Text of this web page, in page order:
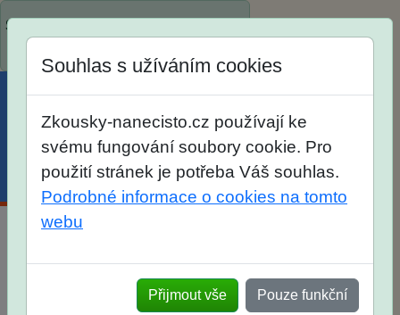
Spustili jsme přihlašování na školní
Menu Účet Košík
skutečných přijímacích
Souhlas s užíváním cookies
Zkousky-nanecisto.cz používají ke
svému fungování soubory cookie. Pro
použití stránek je potřeba Váš souhlas.
Podrobné informace o cookies na tomto
webu
Přijmout vše Pouze funkční